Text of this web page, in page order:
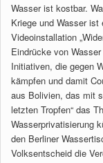
Wasser ist kostbar.
Kriege und Wasser
Videoinstallation
Eindrücke von
Initiativen, die gegen
kämpfen und damit
aus Bolivien, das mit
letzten Tropfen“ das
Wasserprivatisierung
den Berliner
Volksentscheid die